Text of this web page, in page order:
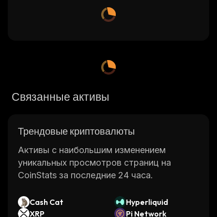
Связанные активы
Трендовые криптовалюты
Активы с наибольшим изменением
уникальных просмотров страниц на
CoinStats за последние 24 часа.
Cash Cat
Hyperliquid
XRP
Pi Network